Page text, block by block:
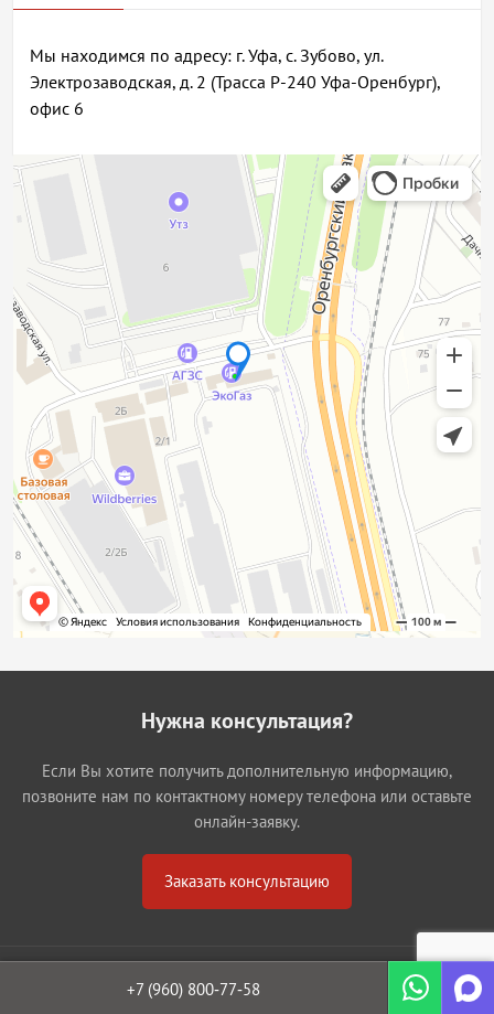
+7 (960) 800‐77‐58
Мы находимся по адресу: г. Уфа, с. Зубово, ул.
Электрозаводская, д. 2 (Трасса Р-240 Уфа-Оренбург),
офис 6
Нужна консультация?
Если Вы хотите получить дополнительную информацию,
позвоните нам по контактному номеру телефона или оставьте
онлайн-заявку.
Заказать консультацию